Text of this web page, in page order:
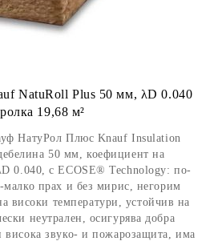
NatuRoll Plus 50 мм, λD 0.040
ролка 19,68 м²
НатуРол Плюс Knauf Insulation
50 мм, коефициент на
0.040, с ECOSE® Technology: по-
прах и без мирис, негорим
високи температури, устойчив на
неутрален, осигурява добра
висока звуко- и пожарозащита, има